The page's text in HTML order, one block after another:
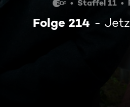
Staffel 11
Folge 214